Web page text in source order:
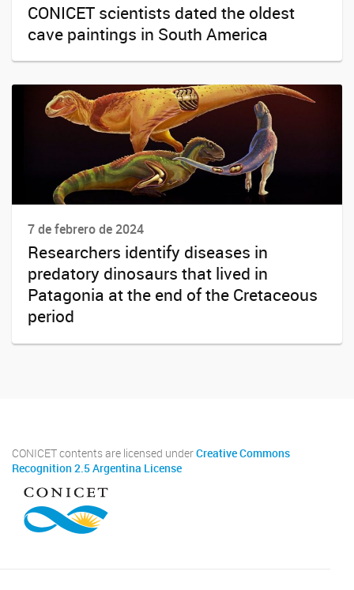
CONICET scientists dated the oldest
cave paintings in South America
7 de febrero de 2024
Researchers identify diseases in
predatory dinosaurs that lived in
Patagonia at the end of the Cretaceous
period
CONICET contents are licensed underCreative Commons
Recognition 2.5 Argentina License